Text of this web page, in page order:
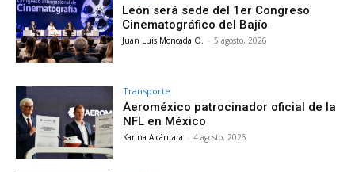
León será sede del 1er Congreso
Cinematográfico del Bajío
Juan Luis Moncada O. - 5 agosto, 2026
Transporte
Aeroméxico patrocinador oficial de la
NFL en México
Karina Alcántara - 4 agosto, 2026